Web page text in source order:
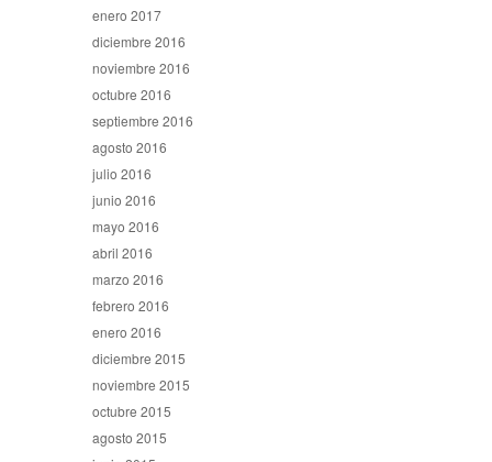
enero 2017
diciembre 2016
noviembre 2016
octubre 2016
septiembre 2016
agosto 2016
julio 2016
junio 2016
mayo 2016
abril 2016
marzo 2016
febrero 2016
enero 2016
diciembre 2015
noviembre 2015
octubre 2015
agosto 2015